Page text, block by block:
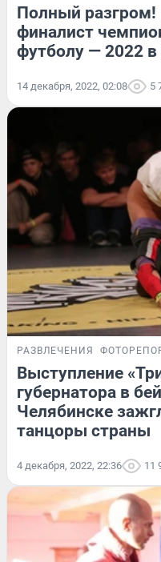
Полный разгром!
финалист
футболу — 2022 в
14 декабря, 2022, 02:08 5
РАЗВЛЕЧЕНИЯ
Выступление
губернатора в
Челябинске
танцоры страны
4 декабря, 2022, 22:36 11